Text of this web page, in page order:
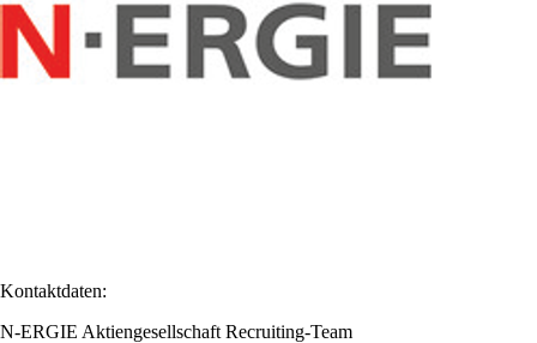
Kontaktdaten:
N-ERGIE Aktiengesellschaft Recruiting-Team